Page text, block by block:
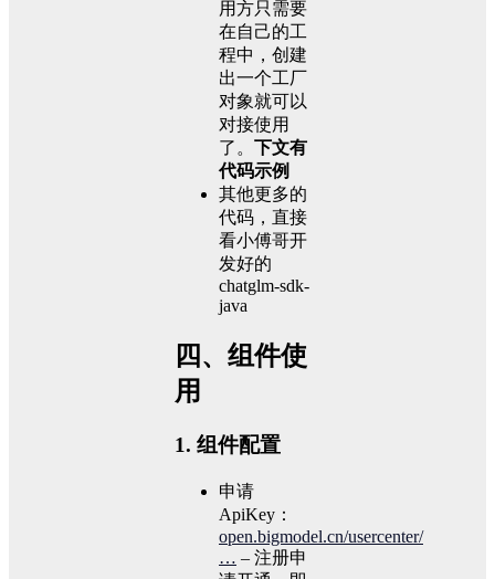
用方只需要
在自己的工
程中，创建
出一个工厂
对象就可以
对接使用
了。 下文有
代码示例
其他更多的
代码，直接
看小傅哥开
发好的
chatglm-sdk-
java
四、组件使
用
1. 组件配置
申请
ApiKey：
open.bigmodel.cn/usercenter/
… – 注册申